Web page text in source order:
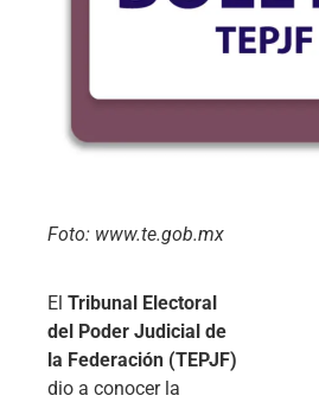
Foto: www.te.gob.mx
El Tribunal Electoral
del Poder Judicial de
la Federación (TEPJF)
dio a conocer la